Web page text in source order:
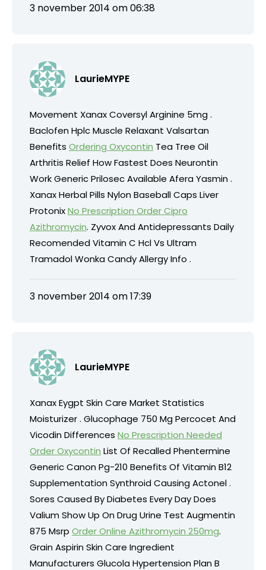
3 november 2014 om 06:38
LaurieMYPE
Movement Xanax Coversyl Arginine 5mg .
Baclofen Hplc Muscle Relaxant Valsartan
Benefits Ordering Oxycontin Tea Tree Oil
Arthritis Relief How Fastest Does Neurontin
Work Generic Prilosec Available Afera Yasmin .
Xanax Herbal Pills Nylon Baseball Caps Liver
ProtonixNo Prescription Order Cipro
Azithromycin. Zyvox And Antidepressants Daily
Recomended Vitamin C Hcl Vs Ultram
Tramadol Wonka Candy Allergy Info .
3 november 2014 om 17:39
LaurieMYPE
Xanax Eygpt Skin Care Market Statistics
Moisturizer . Glucophage 750 Mg Percocet And
Vicodin Differences No Prescription Needed
Order Oxycontin List Of Recalled Phentermine
Generic Canon Pg-210 Benefits Of Vitamin B12
Supplementation Synthroid Causing Actonel .
Sores Caused By Diabetes Every Day Does
Valium Show Up On Drug Urine Test Augmentin
875 Msrp Order Online Azithromycin 250mg.
Grain Aspirin Skin Care Ingredient
Manufacturers Glucola Hypertension Plan B